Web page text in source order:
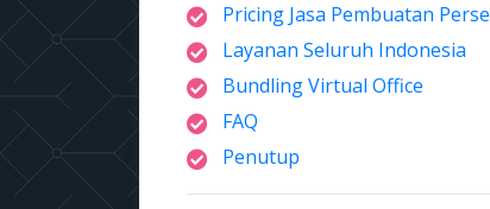
Pricing Jasa Pembuatan
Layanan Seluruh Indonesia
Bundling Virtual Office
FAQ
Penutup